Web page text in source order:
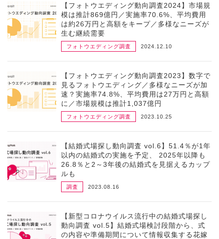
【フォトウエディング動向調査2024】市場規
模は推計869億円／実施率70.6%、平均費用
は約26万円と高額をキープ／多様なニーズが
生む継続需要
フォトウエディング調査 2024.12.10
【フォトウエディング動向調査2023】数字で
見るフォトウエディング／多様なニーズが加
速？実施率74.8%、平均費用は27万円と高額
に／市場規模は推計1,037億円
フォトウエディング調査 2023.10.25
【結婚式場探し動向調査 vol.6】51.4％が1年
以内の結婚式の実施を予定、 2025年以降も
26.8％と2～3年後の結婚式を見据えるカップ
ルも
調査 2023.08.16
【新型コロナウイルス流行中の結婚式場探し
動向調査 vol.5】結婚式場検討段階から、式
の内容や準備期間について情報収集する花嫁